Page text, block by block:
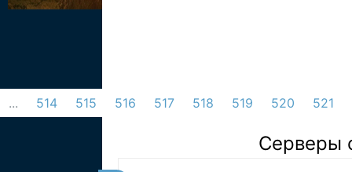
... 514 515 516 517 518 519 520 521
Серверы